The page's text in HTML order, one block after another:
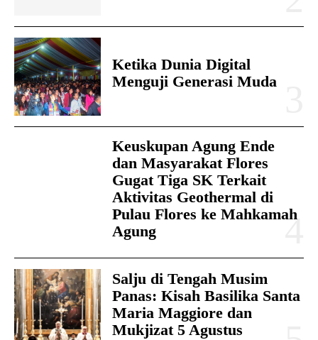
Ketika Dunia Digital
Menguji Generasi Muda
Keuskupan Agung Ende
dan Masyarakat Flores
Gugat Tiga SK Terkait
Aktivitas Geothermal di
Pulau Flores ke Mahkamah
Agung
Salju di Tengah Musim
Panas: Kisah Basilika Santa
Maria Maggiore dan
Mukjizat 5 Agustus